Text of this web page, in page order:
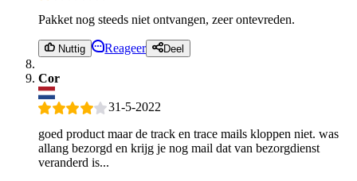
Pakket nog steeds niet ontvangen, zeer ontevreden.
Nuttig Reageer Deel
Cor
31-5-2022
goed product maar de track en trace mails kloppen niet. was
allang bezorgd en krijg je nog mail dat van bezorgdienst
veranderd is...